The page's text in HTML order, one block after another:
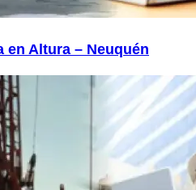
en Altura – Neuquén